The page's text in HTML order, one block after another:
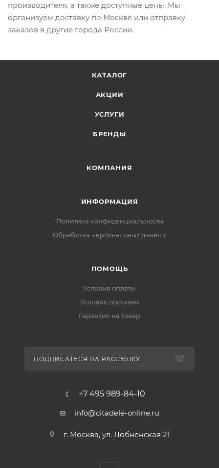
производителя, а также доступные цены. Мы
организуем доставку по Москве или отправку
заказов в другие города России.
КАТАЛОГ
АКЦИИ
УСЛУГИ
БРЕНДЫ
КОМПАНИЯ
ИНФОРМАЦИЯ
Политика конфиденциальности
Обработка персональных данных
ПОМОЩЬ
Условия оплаты
Условия доставки
Гарантия на товар
ПОДПИСАТЬСЯ НА РАССЫЛКУ
+7 495 989-84-10
info@citadele-online.ru
г. Москва, ул. Лобненская 21